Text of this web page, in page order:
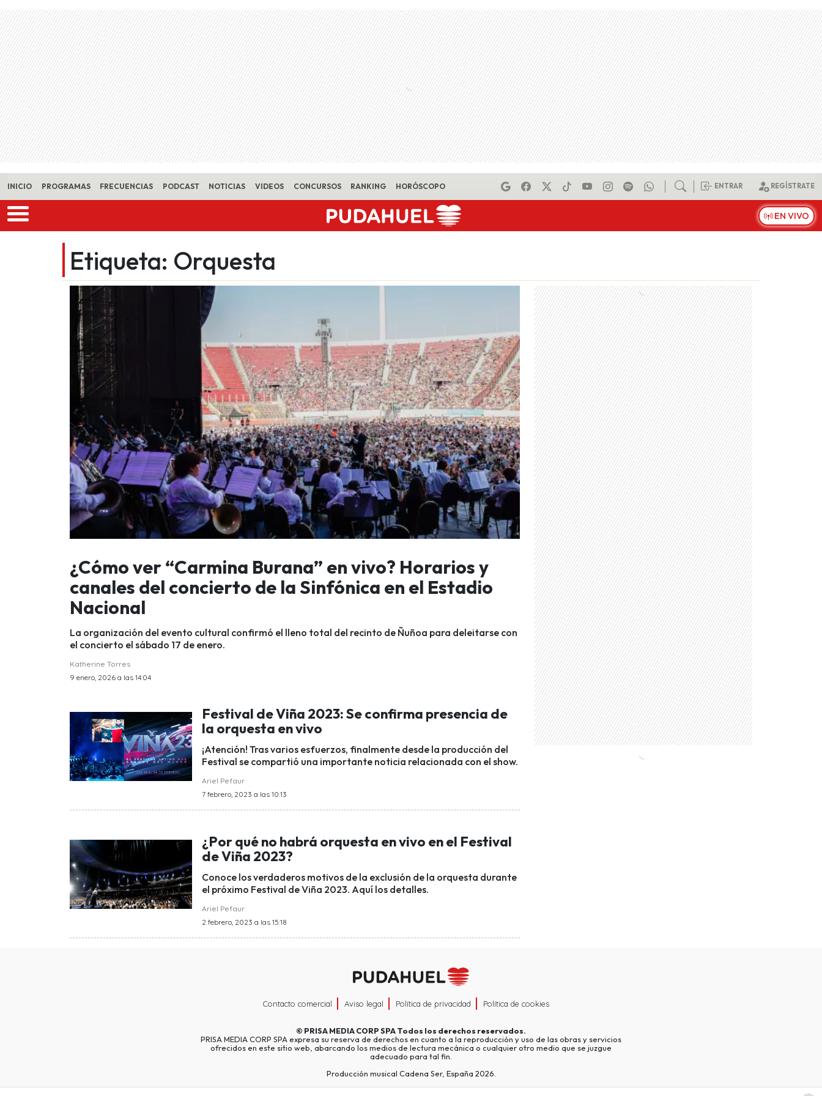
Skip to main content
INICIO PROGRAMAS FRECUENCIAS PODCAST NOTICIAS VIDEOS CONCURSOS RANKING HORÓSCOPO ENTRAR REGÍSTRATE
EN VIVO
Etiqueta: Orquesta
¿Cómo ver “Carmina Burana” en vivo? Horarios y
canales del concierto de la Sinfónica en el Estadio
Nacional
La organización del evento cultural confirmó el lleno total del recinto de Ñuñoa para deleitarse con
el concierto el sábado 17 de enero.
Katherine Torres
9 enero, 2026 a las 14:04
Festival de Viña 2023: Se confirma presencia de
la orquesta en vivo
¡Atención! Tras varios esfuerzos, finalmente desde la producción del
Festival se compartió una importante noticia relacionada con el show.
Ariel Pefaur
7 febrero, 2023 a las 10:13
¿Por qué no habrá orquesta en vivo en el Festival
de Viña 2023?
Conoce los verdaderos motivos de la exclusión de la orquesta durante
el próximo Festival de Viña 2023. Aquí los detalles.
Ariel Pefaur
2 febrero, 2023 a las 15:18
Contacto comercial Aviso legal Política de privacidad Política de cookies
© PRISA MEDIA CORP SPATodos los derechos reservados.
PRISA MEDIA CORP SPA expresa su reserva de derechos en cuanto a la reproducción y uso de las obras y servicios
ofrecidos en este sitio web, abarcando los medios de lectura mecánica o cualquier otro medio que se juzgue
adecuado para tal fin.
Producción musical Cadena Ser, España 2026.